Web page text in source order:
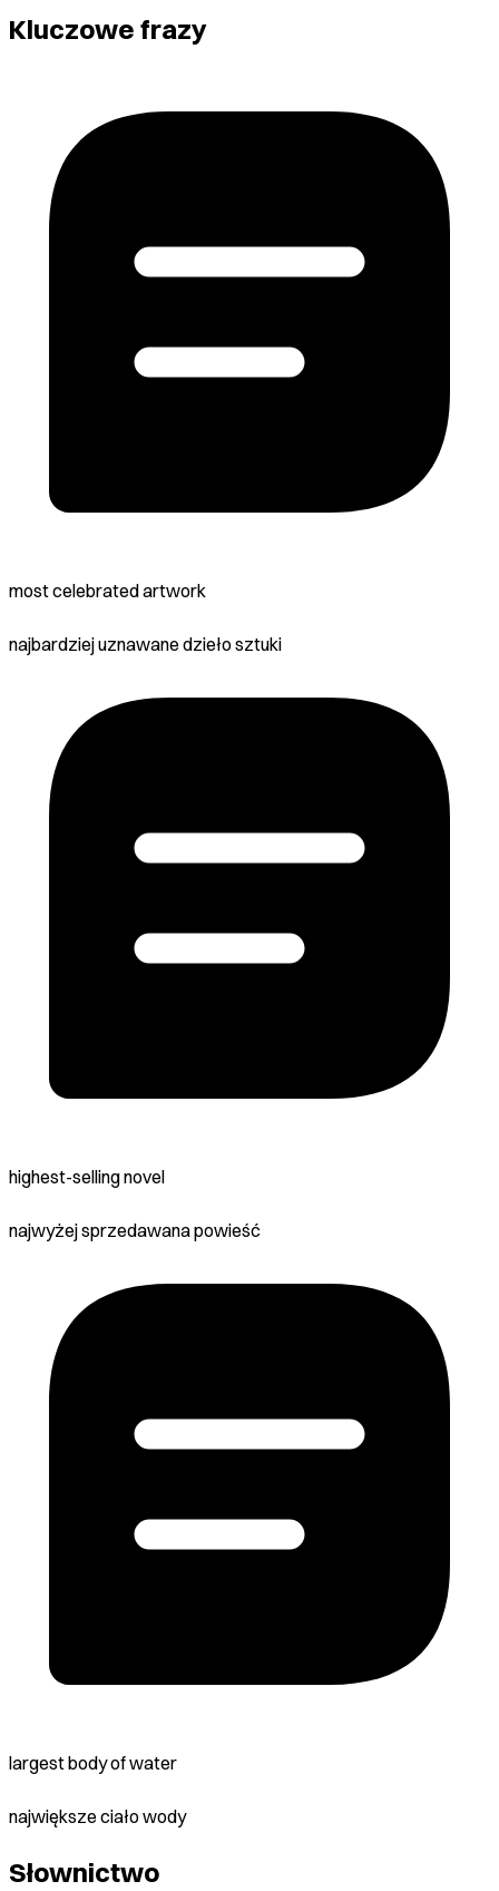
Kluczowe frazy
most celebrated artwork
najbardziej uznawane dzieło sztuki
highest-selling novel
najwyżej sprzedawana powieść
largest body of water
największe ciało wody
Słownictwo